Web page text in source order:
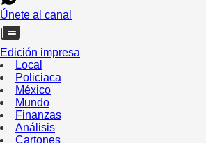
Únete al canal
Edición impresa
Local
Policiaca
México
Mundo
Finanzas
Análisis
Cartones